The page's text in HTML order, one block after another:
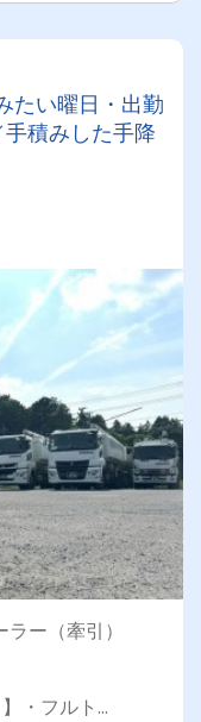
たい曜日・出勤
積みした手降
ー（牽引）
・フルト...